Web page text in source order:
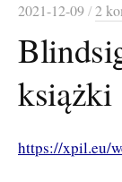
2021-12-09/2
książki
https://xpil.eu/